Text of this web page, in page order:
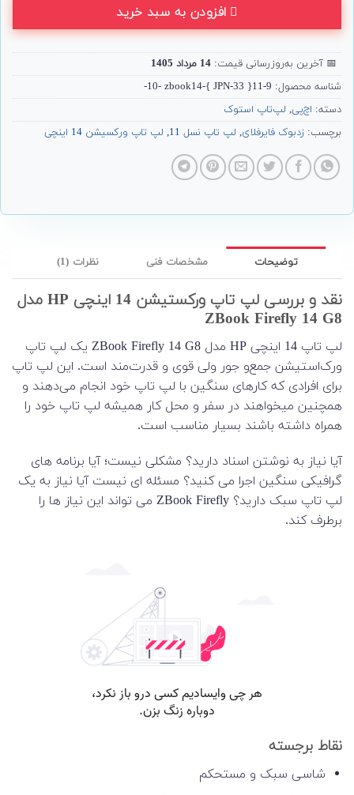
افزودن به سبد خرید
📅 آخرین به‌روزرسانی قیمت: 14 مرداد 1405
شناسه محصول: 9-11{ JPN-33 }-10- zbook14-
دسته: اچ‌پی, لپ‌تاپ استوک
برچسب: زدبوک فایرفلای, لپ تاپ نسل 11 , لپ تاپ ورکسیشن 14 اینچی
توضیحات مشخصات فنی نظرات (1)
نقد و بررسی لپ تاپ ورکستیشن 14 اینچی HP مدل
ZBook Firefly 14 G8
لپ تاپ 14 اینچی HP مدل ZBook Firefly 14 G8 یک لپ تاپ
ورک‌استیشن جمع‌و جور ولی قوی و قدرت‌مند است. این لپ تاپ
برای افرادی که کارهای سنگین با لپ تاپ خود انجام می‌دهند و
همچنین میخواهند در سفر و محل کار همیشه لپ تاپ خود را
همراه داشته باشند بسیار مناسب است.
آیا نیاز به نوشتن اسناد دارید؟ مشکلی نیست؛ آیا برنامه های
گرافیکی سنگین اجرا می کنید؟ مسئله ای نیست آیا نیاز به یک
لپ تاپ سبک دارید؟ ZBook Firefly می تواند این نیاز ها را
برطرف کند.
نقاط برجسته
شاسی سبک و مستحکم